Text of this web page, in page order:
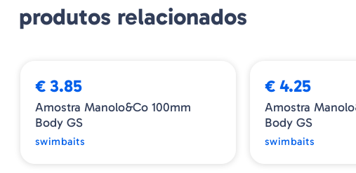
produtos relacionados
€ 3.85
Amostra Manolo&co 100mm
Body GS
swimbaits
€ 4.25
Amostra
Body GS
swimbaits